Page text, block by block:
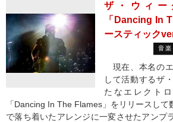
ザ・ウィー
「Dancing In
ースティック
音楽
現在、本名の
して活動するザ
たなエレクト
「Dancing In The Flames」をリリースし
で落ち着いたアレンジに一変させたアンプ